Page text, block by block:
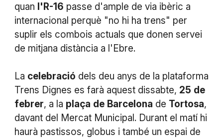
quan l'R-16 passe d'ample de via ibèric a
internacional perquè "no hi ha trens" per
suplir els combois actuals que donen servei
de mitjana distància a l'Ebre.
La celebració dels deu anys de la plataforma
Trens Dignes es farà aquest dissabte, 25 de
febrer, a la plaça de Barcelona de Tortosa,
davant del Mercat Municipal. Durant el matí hi
haurà pastissos, globus i també un espai de